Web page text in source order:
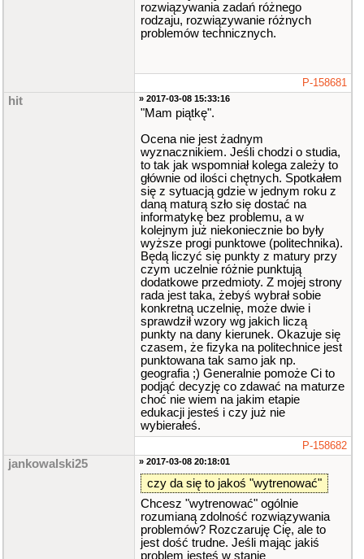
rozwiązywania zadań różnego
rodzaju, rozwiązywanie różnych
problemów technicznych.
P-158681
hit » 2017-03-08 15:33:16
"Mam piątkę".
Ocena nie jest żadnym
wyznacznikiem. Jeśli chodzi o studia,
to tak jak wspomniał kolega zależy to
głównie od ilości chętnych. Spotkałem
się z sytuacją gdzie w jednym roku z
daną maturą szło się dostać na
informatykę bez problemu, a w
kolejnym już niekoniecznie bo były
wyższe progi punktowe (politechnika).
Będą liczyć się punkty z matury przy
czym uczelnie różnie punktują
dodatkowe przedmioty. Z mojej strony
rada jest taka, żebyś wybrał sobie
konkretną uczelnię, może dwie i
sprawdził wzory wg jakich liczą
punkty na dany kierunek. Okazuje się
czasem, że fizyka na politechnice jest
punktowana tak samo jak np.
geografia ;) Generalnie pomoże Ci to
podjąć decyzję co zdawać na maturze
choć nie wiem na jakim etapie
edukacji jesteś i czy już nie
wybierałeś.
P-158682
jankowalski25 » 2017-03-08 20:18:01
czy da się to jakoś "wytrenować"
Chcesz "wytrenować" ogólnie
rozumianą zdolność rozwiązywania
problemów? Rozczaruję Cię, ale to
jest dość trudne. Jeśli mając jakiś
problem jesteś w stanie